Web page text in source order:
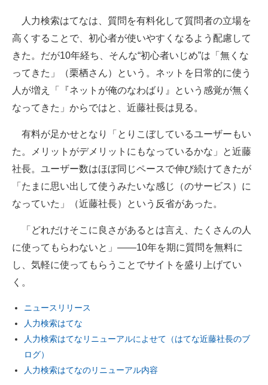
人力検索はてなは、質問を有料化して質問者の立場を
高くすることで、初心者が使いやすくなるよう配慮して
きた。だが10年経ち、そんな“初心者いじめ”は「無くな
ってきた」（栗栖さん）という。ネットを日常的に使う
人が増え「『ネットが俺のなわばり』という感覚が無く
なってきた」からではと、近藤社長は見る。
有料が足かせとなり「とりこぼしているユーザーもい
た。メリットがデメリットにもなっているかな」と近藤
社長。ユーザー数はほぼ同じペースで伸び続けてきたが
「たまに思い出して使うみたいな感じ（のサービス）に
なっていた」（近藤社長）という反省があった。
「どれだけそこに良さがあるとは言え、たくさんの人
に使ってもらわないと」――10年を期に質問を無料に
し、気軽に使ってもらうことでサイトを盛り上げてい
く。
ニュースリリース
人力検索はてな
人力検索はてなリニューアルによせて（はてな近藤社長のブ
ログ）
人力検索はてなのリニューアル内容